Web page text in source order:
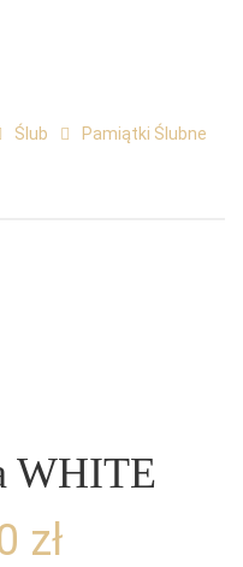
Ślub
Pamiątki Ślubne
WHITE
zł